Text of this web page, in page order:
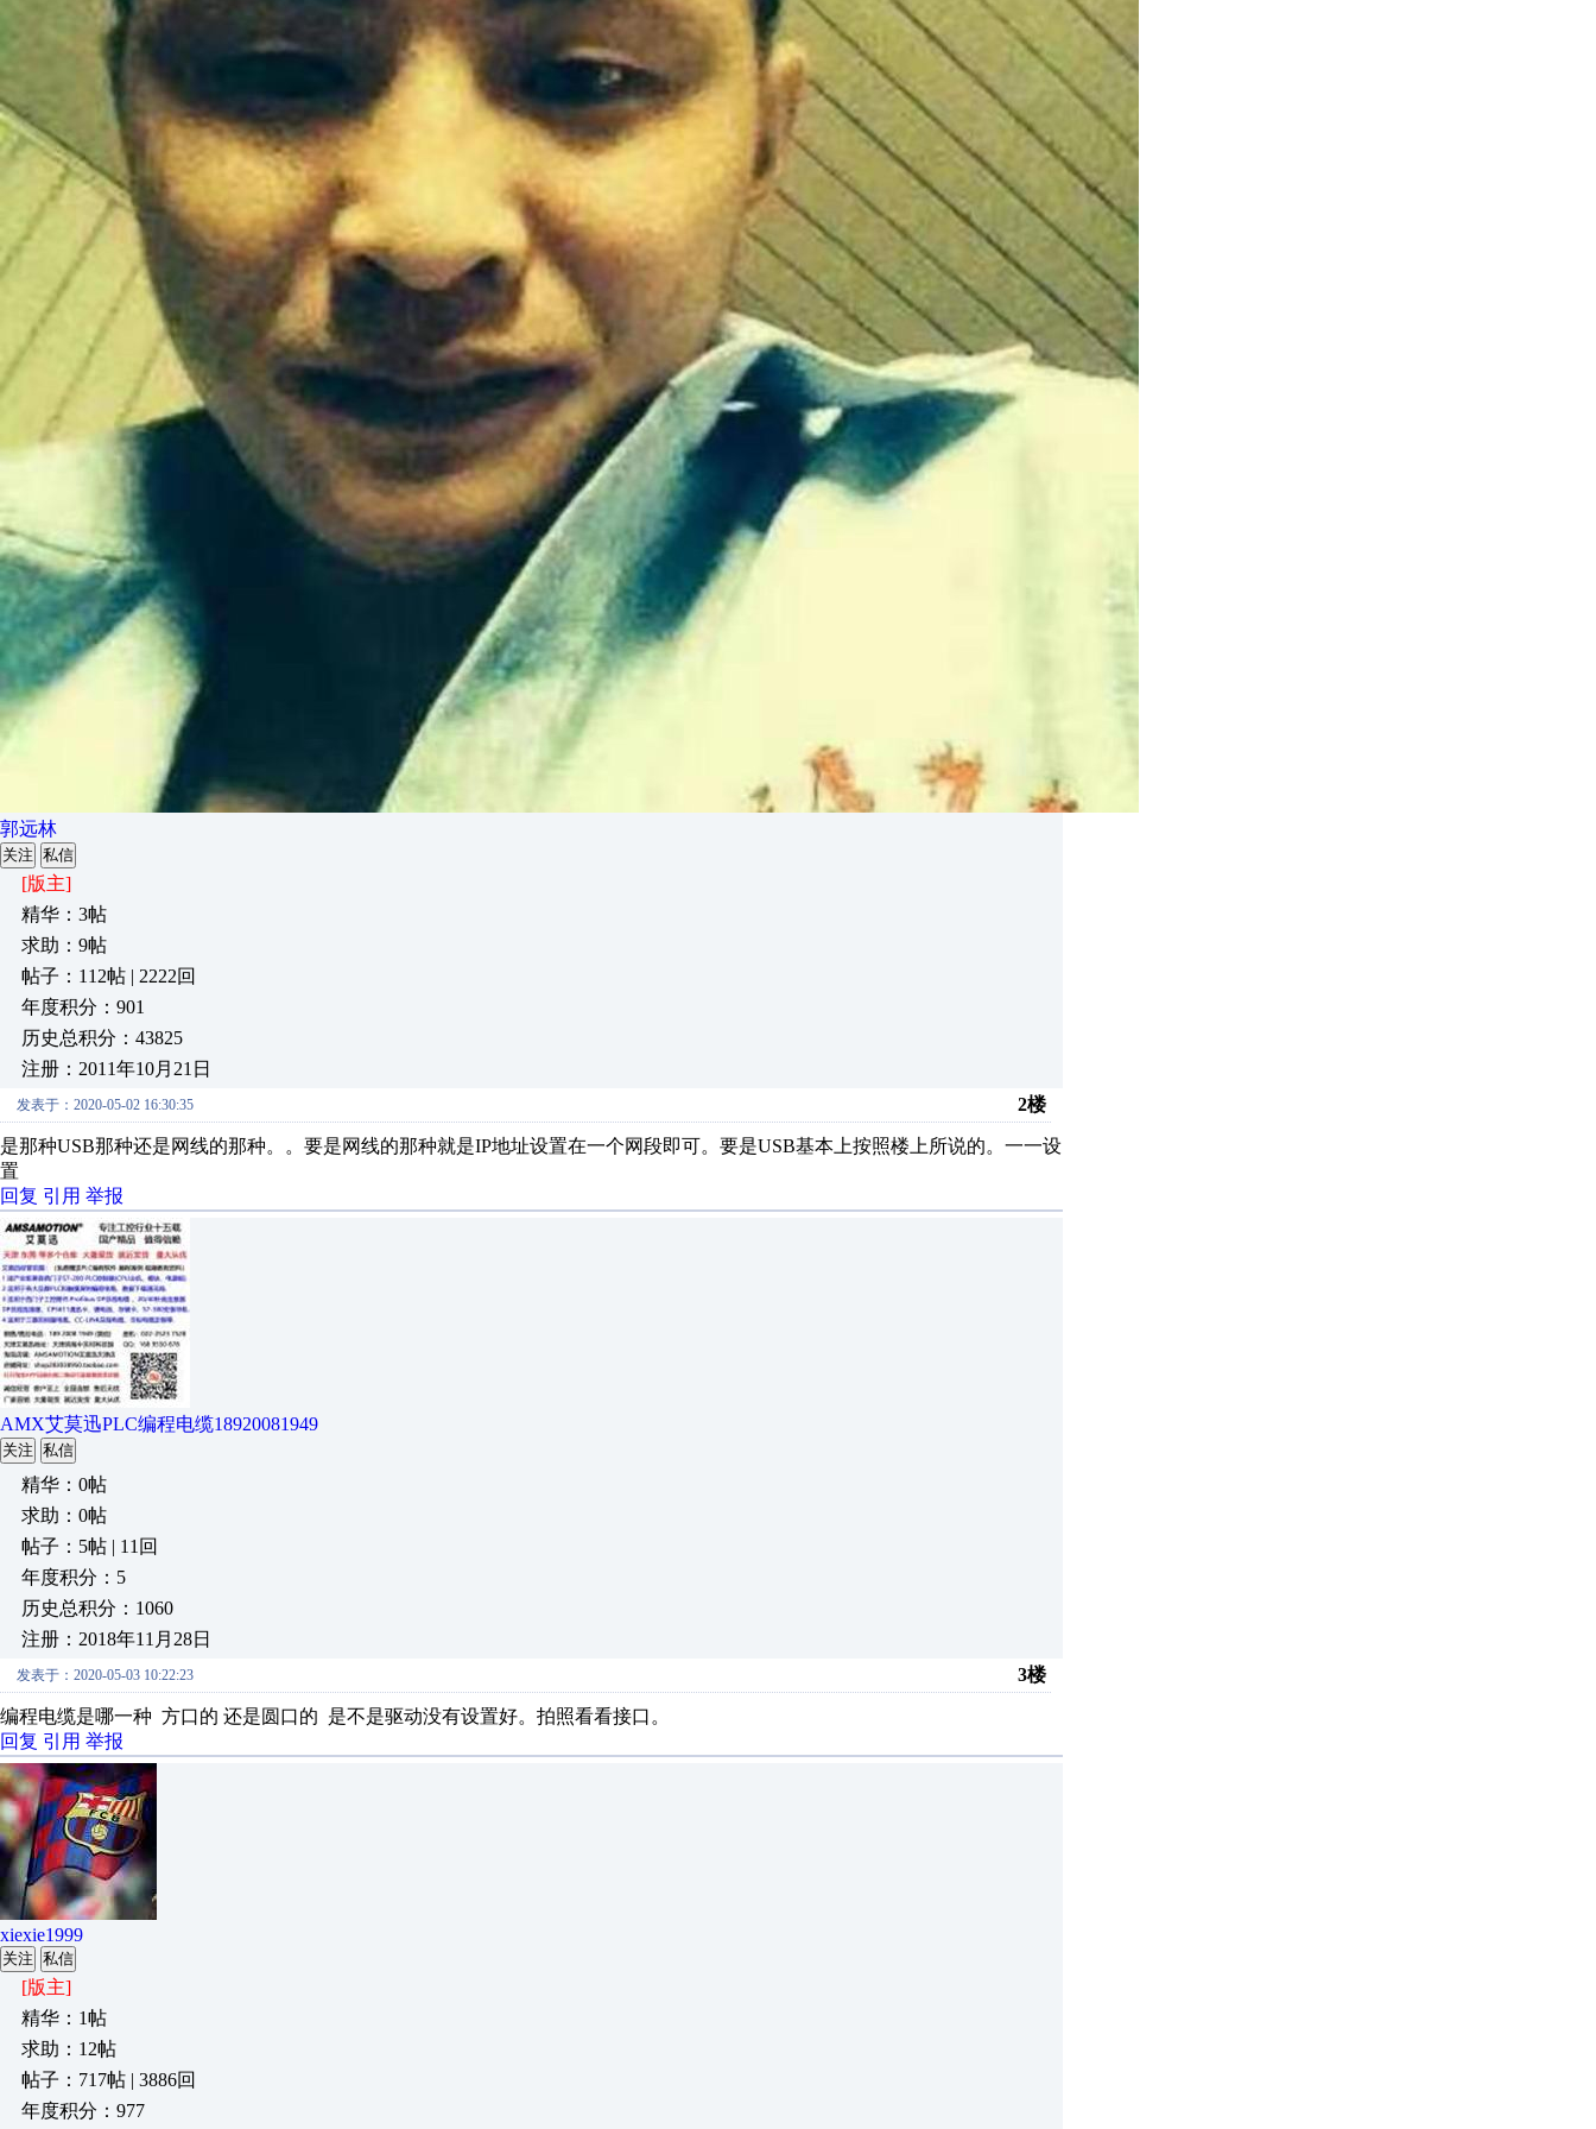
郭远林
关注 私信
[版主]
精华：3帖
求助：9帖
帖子：112帖 | 2222回
年度积分：901
历史总积分：43825
注册：2011年10月21日
发表于：2020-05-02 16:30:35 2楼
是那种USB那种还是网线的那种。。要是网线的那种就是IP地址设置在一个网段即可。要是USB基本上按照楼上所说的。一一设
置
回复 引用 举报
AMX艾莫迅PLC编程电缆18920081949
关注 私信
精华：0帖
求助：0帖
帖子：5帖 | 11回
年度积分：5
历史总积分：1060
注册：2018年11月28日
发表于：2020-05-03 10:22:23 3楼
编程电缆是哪一种 方口的 还是圆口的 是不是驱动没有设置好。拍照看看接口。
回复 引用 举报
xiexie1999
关注 私信
[版主]
精华：1帖
求助：12帖
帖子：717帖 | 3886回
年度积分：977